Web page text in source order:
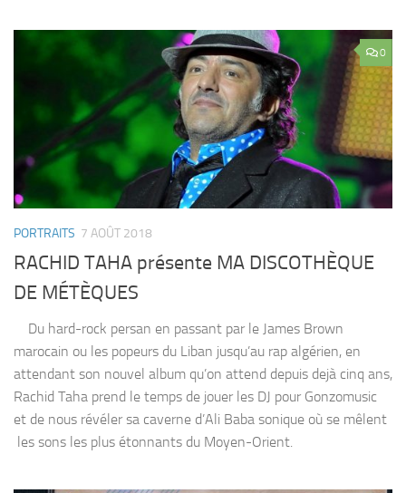
0
PORTRAITS 7 AOÛT 2018
RACHID TAHA présente MA DISCOTHÈQUE
DE MÉTÈQUES
Du hard-rock persan en passant par le James Brown
marocain ou les popeurs du Liban jusqu’au rap algérien, en
attendant son nouvel album qu’on attend depuis dejà cinq ans,
Rachid Taha prend le temps de jouer les DJ pour Gonzomusic
et de nous révéler sa caverne d’Ali Baba sonique où se mêlent
les sons les plus étonnants du Moyen-Orient.